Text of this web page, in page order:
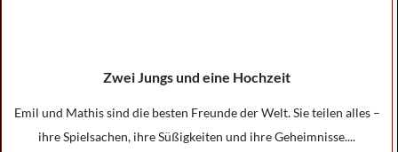
Zwei Jungs und eine Hochzeit
Emil und Mathis sind die besten Freunde der Welt. Sie teilen alles –
ihre Spielsachen, ihre Süßigkeiten und ihre Geheimnisse....